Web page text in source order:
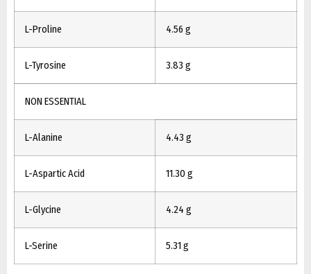
L-Proline 4.56 g
L-Tyrosine 3.83 g
NON ESSENTIAL
L-Alanine 4.43 g
L-Aspartic Acid 11.30 g
L-Glycine 4.24 g
L-Serine 5.31 g